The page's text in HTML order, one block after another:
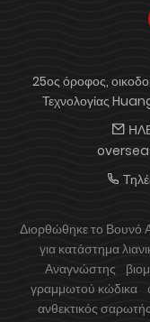
25ος όροφος,
Τεχνολογίας
Διορθώθηκε το Βουνό
για κατάστημα
Αναγνώστης
γραμμωτού κώδικα
ανθεκτικός